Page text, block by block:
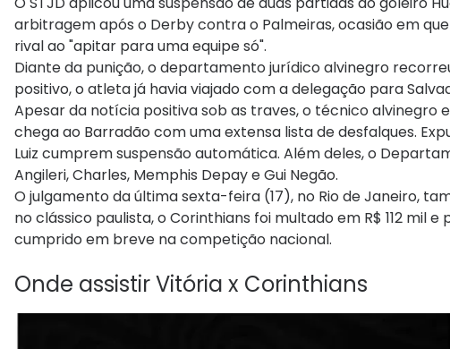
arbitragem após o Derby contra o Palmeiras, ocasião em
rival ao "apitar para uma equipe só".
Diante da punição, o departamento jurídico alvinegro
positivo, o atleta já havia viajado com a delegação para
Apesar da notícia positiva sob as traves, o técnico alvinegro
chega ao Barradão com uma extensa lista de desfalques.
Luiz cumprem suspensão automática. Além deles, o
Angileri, Charles, Memphis Depay e Gui Negão.
O julgamento da última sexta-feira (17), no Rio de Janeiro,
no clássico paulista, o Corinthians foi multado em R$ 112 mil
cumprido em breve na competição nacional.
Onde assistir Vitória x Corinthians